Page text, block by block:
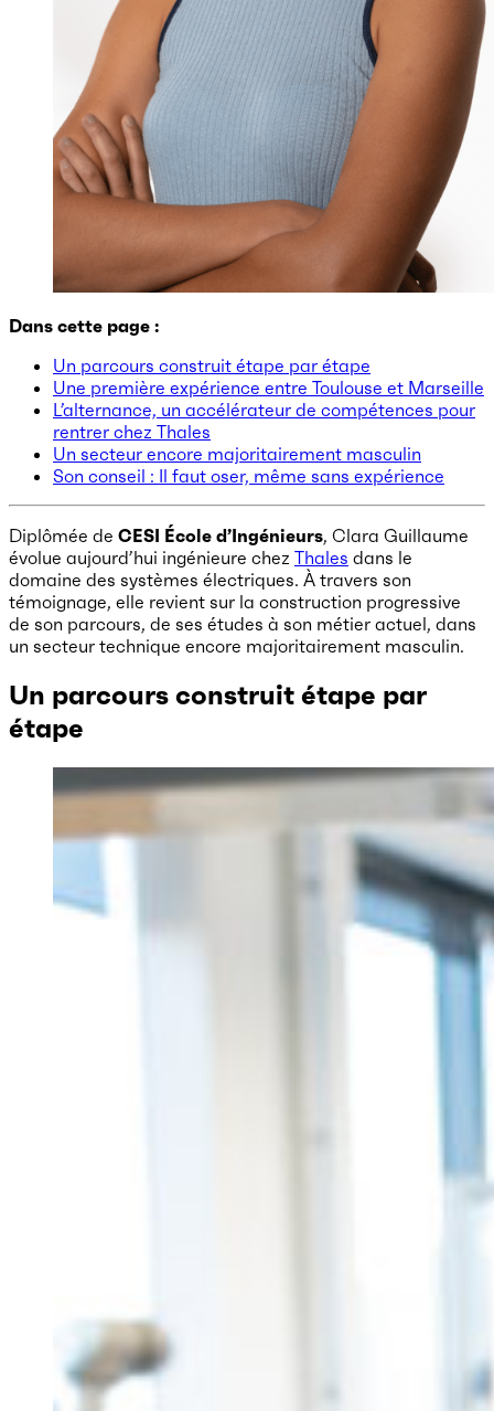
Dans cette page :
Un parcours construit étape par étape
Une première expérience entre Toulouse et Marseille
L’alternance, un accélérateur de compétences pour
rentrer chez Thales
Un secteur encore majoritairement masculin
Son conseil : Il faut oser, même sans expérience
Diplômée de CESI École d’Ingénieurs, Clara Guillaume
évolue aujourd’hui ingénieure chez Thales dans le
domaine des systèmes électriques. À travers son
témoignage, elle revient sur la construction progressive
de son parcours, de ses études à son métier actuel, dans
un secteur technique encore majoritairement masculin.
Un parcours construit étape par
étape